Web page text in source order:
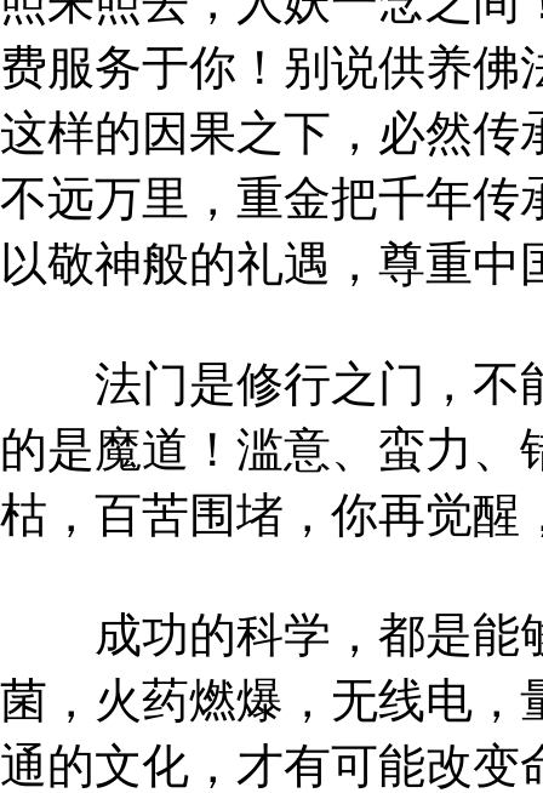
费服务于你！别说供养
这样的因果之下，必然传
不远万里，重金把千年传
以敬神般的礼遇，尊重中
法门是修行之门，不
的是魔道！滥意、蛮力
枯，百苦围堵，你再觉醒
成功的科学，都是能
菌，火药燃爆，无线电，
通的文化，才有可能改变